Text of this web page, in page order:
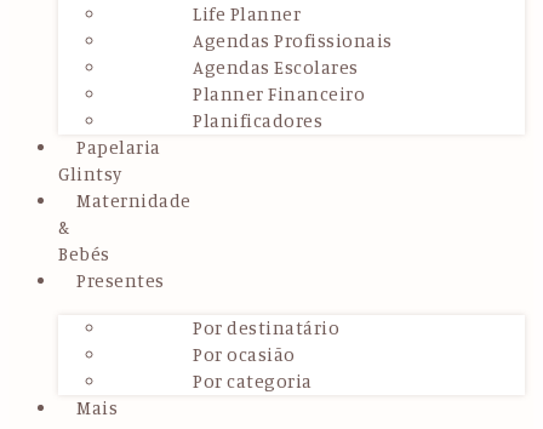
Life Planner
Agendas Profissionais
Agendas Escolares
Planner Financeiro
Planificadores
Papelaria
Glintsy
Maternidade
&
Bebés
Presentes
Por destinatário
Por ocasião
Por categoria
Mais